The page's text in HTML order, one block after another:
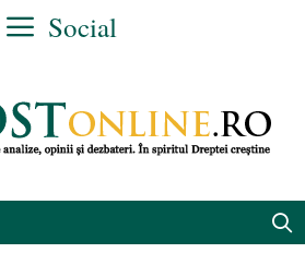
Social